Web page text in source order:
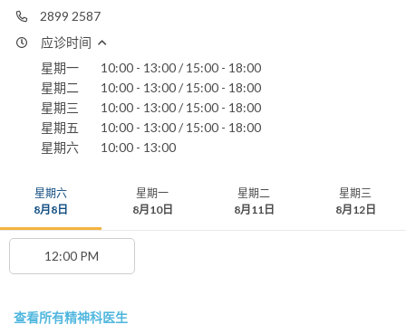
明德国际医院
2899 2587
应诊时间
星期一
10:00 - 13:00 / 15:00 - 18:00
星期二
10:00 - 13:00 / 15:00 - 18:00
星期三
10:00 - 13:00 / 15:00 - 18:00
星期五
10:00 - 13:00 / 15:00 - 18:00
星期六
10:00 - 13:00
星期六
8月8日
星期一
8月10日
星期二
8月11日
星期三
8月12日
12:00 PM
查看所有精神科医生